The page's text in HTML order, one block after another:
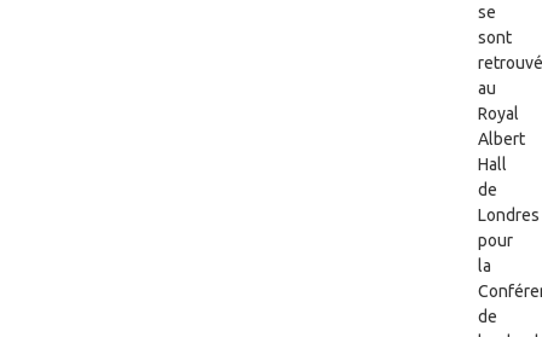
se
sont
au
Royal
Albert
Hall
de
Londres
pour
la
de